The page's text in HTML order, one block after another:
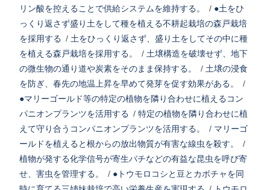
リン酸を控えることで供給システムを維持する。
/ ●土をひ
っくり返さず盛り土をして種を植える不耕起栽培の森戸栽培
を採用する / 土をひっくり返さず、盛り土をしてその中に種
を植える森戸栽培を採用する。
/ 土壌構造を破壊せず、地下
の微生物の通り道や炭素をそのまま保持する。
/ 土壌の浸食
を防ぎ、春先の地温上昇を早めて発芽を促す効果がある。
/
●マリーゴールド等の特定の植物を隣り合わせに植えるコン
パニオンプランツを活用する / 特定の植物を隣り合わせに植
えて守り合うコンパニオンプランツを活用する。
/ マリーゴ
ールドを植えると根からの放出物質が有害な線虫を殺す。
/
植物が発する化学信号が寄生バチなどの有益な昆虫を呼び寄
せ、害虫を管理する。
/ ●トウモロコシと豆とカボチャを同